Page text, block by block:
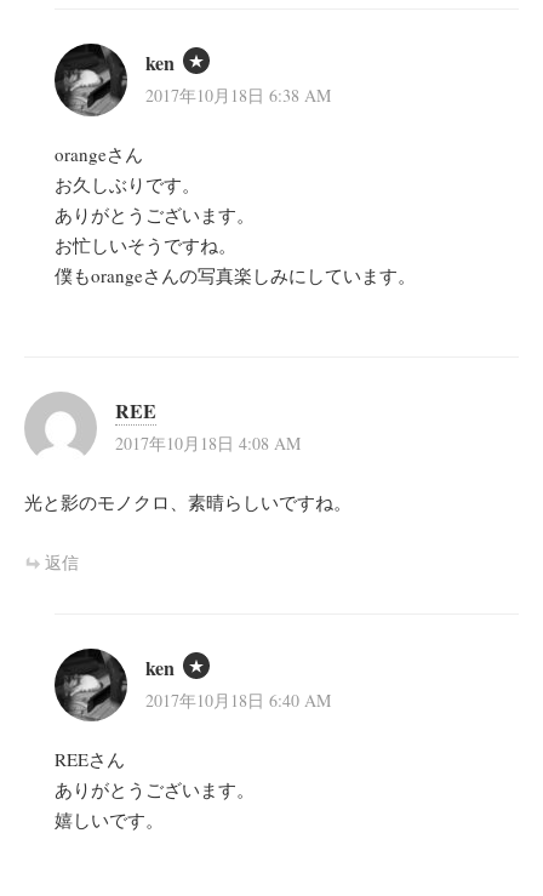
ken
2017年10月18日 6:38 AM
orangeさん
お久しぶりです。
ありがとうございます。
お忙しいそうですね。
僕もorangeさんの写真楽しみにしています。
REE
2017年10月18日 4:08 AM
光と影のモノクロ、素晴らしいですね。
返信
ken
2017年10月18日 6:40 AM
REEさん
ありがとうございます。
嬉しいです。